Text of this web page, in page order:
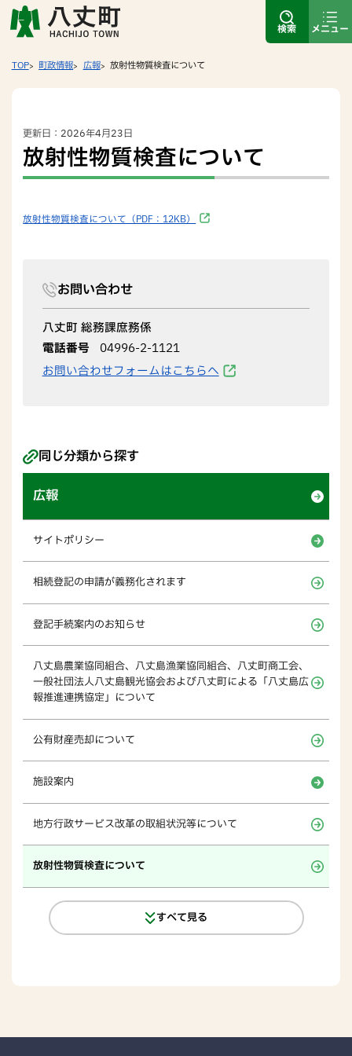
検索 メニュー
TOP 町政情報 広報 放射性物質検査について
更新日：2026年4月23日
放射性物質検査について
放射性物質検査について（PDF：12KB）
お問い合わせ
八丈町 総務課庶務係
電話番号
04996-2-1121
お問い合わせフォームはこちらへ
同じ分類から探す
広報
サイトポリシー
相続登記の申請が義務化されます
登記手続案内のお知らせ
八丈島農業協同組合、八丈島漁業協同組合、八丈町商工会、
一般社団法人八丈島観光協会および八丈町による「八丈島広
報推進連携協定」について
公有財産売却について
施設案内
地方行政サービス改革の取組状況等について
放射性物質検査について
すべて見る